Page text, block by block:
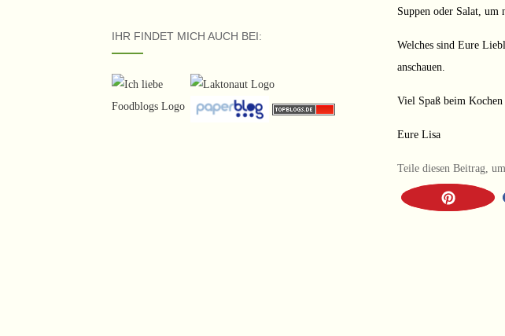
Suppen oder Salat, um
Welches sind Eure
anschauen.
Viel Spaß beim Kochen
Eure Lisa
Teile diesen Beitrag,
IHR FINDET MICH AUCH BEI: